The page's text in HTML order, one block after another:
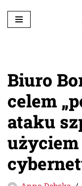
Przejdź
Biuro
celem
ataku